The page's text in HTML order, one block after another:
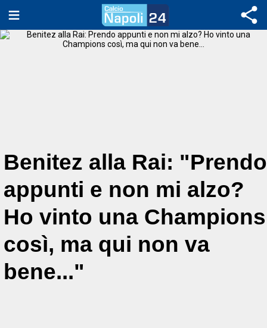
Benitez alla Rai: "Prendo
appunti e non mi alzo?
Ho vinto una Champions
così, ma qui non va
bene..."